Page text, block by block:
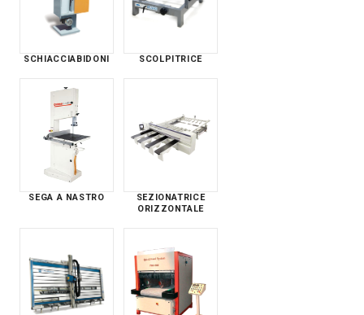
SCHIACCIABIDONI SCOLPITRICE
SEGA A NASTRO
SEZIONATRICE
ORIZZONTALE